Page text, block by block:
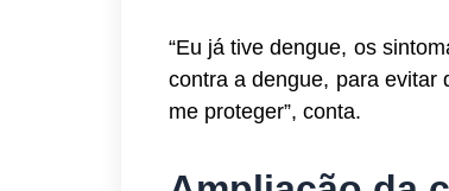
“Eu já tive dengue, os
contra a dengue, para evitar
me proteger”, conta.